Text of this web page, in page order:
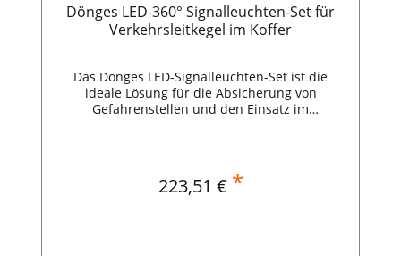
Dönges LED-360° Signalleuchten-Set für
Verkehrsleitkegel im Koffer
Das Dönges LED-Signalleuchten-Set ist die
ideale Lösung für die Absicherung von
Gefahrenstellen und den Einsatz im
schlechten Witterungsbedingungen oder
Dunkelheit.Das Set überzeugt mit fünf
Regulärer Preis:
223,51 € *